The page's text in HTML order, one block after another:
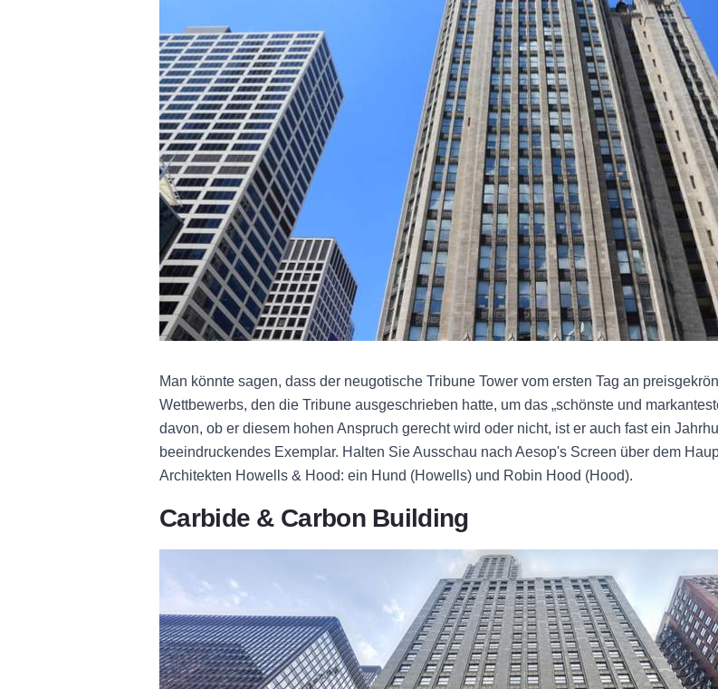
Man könnte sagen, dass der neugotische Tribune Tower vom ersten Tag an
Wettbewerbs, den die Tribune ausgeschrieben hatte, um das „schönste und
davon, ob er diesem hohen Anspruch gerecht wird oder nicht, ist er auch fast ein
beeindruckendes Exemplar. Halten Sie Ausschau nach Aesop's Screen über dem
Architekten Howells & Hood: ein Hund (Howells) und Robin Hood (Hood).
Carbide & Carbon Building